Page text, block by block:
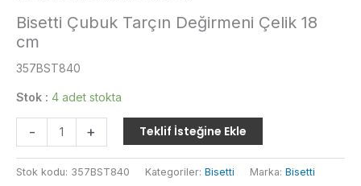
Bisetti Çubuk Tarçın Değirmeni Çelik 18
cm
357BST840
Stok : 4 adet stokta
-
Çubuk
Tarçın
Değirmeni
+ Teklif İsteğine Ekle
Stok kodu: 357BST840 Kategoriler: Bisetti Marka: Bisetti